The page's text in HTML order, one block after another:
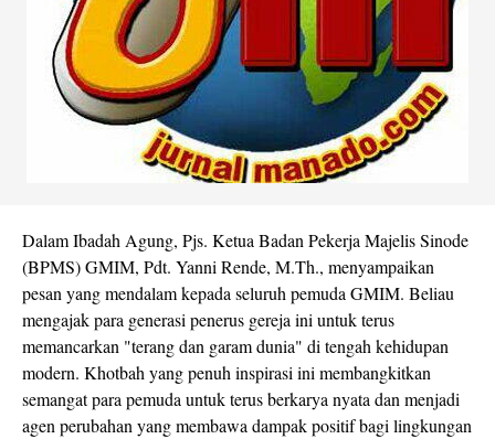
Dalam Ibadah Agung, Pjs. Ketua Badan Pekerja Majelis Sinode
(BPMS) GMIM, Pdt. Yanni Rende, M.Th., menyampaikan
pesan yang mendalam kepada seluruh pemuda GMIM. Beliau
mengajak para generasi penerus gereja ini untuk terus
memancarkan "terang dan garam dunia" di tengah kehidupan
modern. Khotbah yang penuh inspirasi ini membangkitkan
semangat para pemuda untuk terus berkarya nyata dan menjadi
agen perubahan yang membawa dampak positif bagi lingkungan